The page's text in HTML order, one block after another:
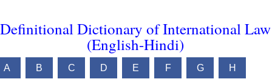
Definitional Dictionary of International Law
(English-Hindi)
A B C D E F G H